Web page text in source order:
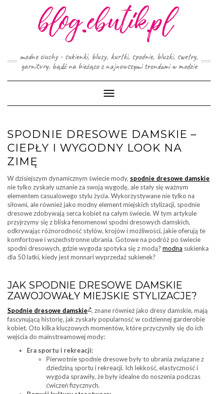
modne ciuchy - sukienki, bluzy, kurtki, spodnie, bluzki, swetry,
garnitury. bądź na bieżąco z najnowszymi trendami w modzie
Toggle
Navigation
SPODNIE DRESOWE DAMSKIE –
CIEPŁY I WYGODNY LOOK NA
ZIMĘ
W dzisiejszym dynamicznym świecie mody, spodnie dresowe damskie
nie tylko zyskały uznanie za swoją wygodę, ale stały się ważnym
elementem casualowego stylu życia. Wykorzystywane nie tylko na
siłowni, ale również jako modny element miejskich stylizacji, spodnie
dresowe zdobywają serca kobiet na całym świecie. W tym artykule
przyjrzymy się z bliska fenomenowi spodni dresowych damskich,
odkrywając różnorodność stylów, krojów i możliwości, jakie oferują te
komfortowe i wszechstronne ubrania. Gotowe na podróż po świecie
spodni dresowych, gdzie wygoda spotyka się z modą? modna sukienka
dla 50 latki, kiedy jest monnari wyprzedaż sukienek?
JAK SPODNIE DRESOWE DAMSKIE
ZAWOJOWAŁY MIEJSKIE STYLIZACJE?
Spodnie dresowe damskie , znane również jako dresy damskie, mają
fascynującą historię, jak zyskały popularność w codziennej garderobie
kobiet. Oto kilka kluczowych momentów, które przyczyniły się do ich
wejścia do mainstreamowej mody:
Era sportu i rekreacji:
Pierwotnie spodnie dresowe były to ubrania związane z
dziedziną sportu i rekreacji. Ich lekkość, elastyczność i
wygoda sprawiły, że były idealne do noszenia podczas
ćwiczeń fizycznych.